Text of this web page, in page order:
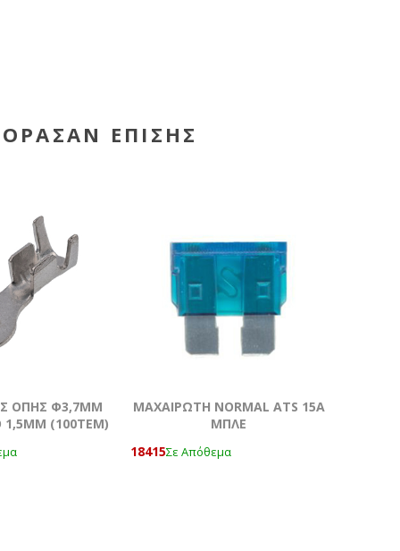
ΕΠΊΣΗΣ
ΟΠΗΣ Φ3,7MM
1,5ΜΜ (100ΤΕΜ)
ΜΑΧΑΙΡΩΤΗ NORMAL ATS 15A
ΜΠΛΕ
18415Σε Απόθεμα